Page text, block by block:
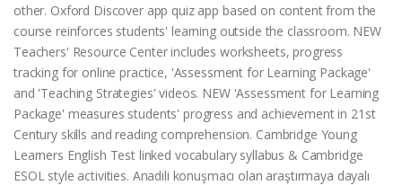
other. Oxford Discover app quiz app based on content from the
course reinforces students' learning outside the classroom. NEW
Teachers' Resource Center includes worksheets, progress
tracking for online practice, 'Assessment for Learning Package'
and 'Teaching Strategies' videos. NEW 'Assessment for Learning
Package' measures students' progress and achievement in 21st
Century skills and reading comprehension. Cambridge Young
Learners English Test linked vocabulary syllabus & Cambridge
ESOL style activities. Anadili konuşmacı olan araştırmaya dayalı